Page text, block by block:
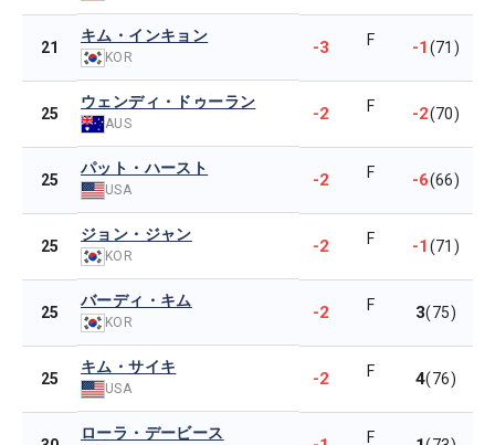
21
キム・インキョン
KOR -3 F -1(71)
25
ウェンディ・ドゥーラン
AUS -2 F -2(70)
25
パット・ハースト
USA -2 F -6(66)
25
ジョン・ジャン
KOR -2 F -1(71)
25
バーディ・キム
KOR -2 F 3(75)
25
キム・サイキ
USA -2 F 4(76)
ローラ・デービース F